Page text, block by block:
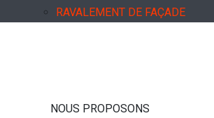
RAVALEMENT DE FAÇADE
NOUS PROPOSONS